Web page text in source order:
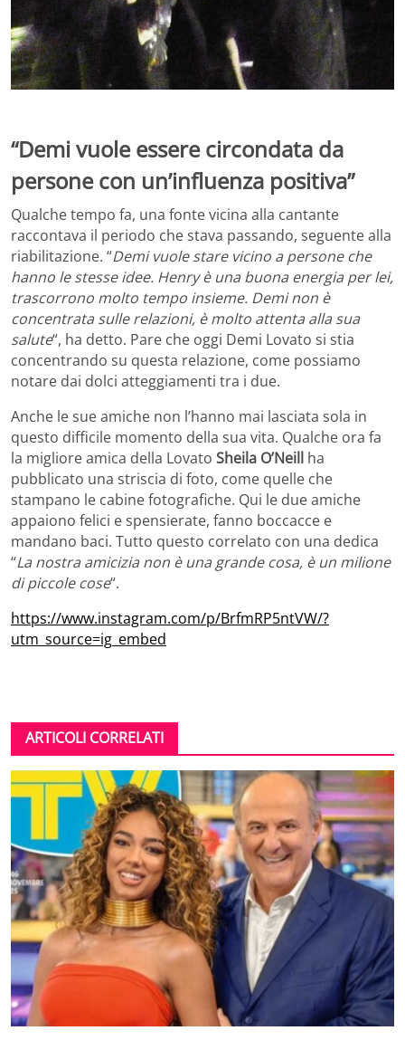
“Demi vuole essere circondata da
persone con un’influenza positiva”
Qualche tempo fa, una fonte vicina alla cantante
raccontava il periodo che stava passando, seguente alla
riabilitazione. “Demi vuole stare vicino a persone che
hanno le stesse idee. Henry è una buona energia per lei,
trascorrono molto tempo insieme. Demi non è
concentrata sulle relazioni, è molto attenta alla sua
salute“, ha detto. Pare che oggi Demi Lovato si stia
concentrando su questa relazione, come possiamo
notare dai dolci atteggiamenti tra i due.
Anche le sue amiche non l’hanno mai lasciata sola in
questo difficile momento della sua vita. Qualche ora fa
la migliore amica della Lovato Sheila O’Neill ha
pubblicato una striscia di foto, come quelle che
stampano le cabine fotografiche. Qui le due amiche
appaiono felici e spensierate, fanno boccacce e
mandano baci. Tutto questo correlato con una dedica
“La nostra amicizia non è una grande cosa, è un milione
di piccole cose“.
https://www.instagram.com/p/BrfmRP5ntVW/?
utm_source=ig_embed
ARTICOLI CORRELATI